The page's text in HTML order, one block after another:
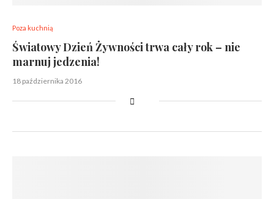
Poza kuchnią
Światowy Dzień Żywności trwa cały rok – nie
marnuj jedzenia!
18 października 2016